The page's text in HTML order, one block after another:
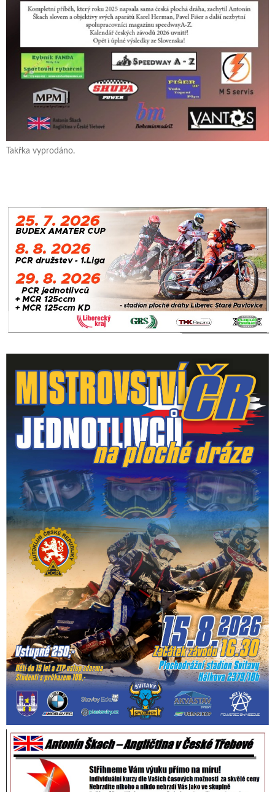
Takřka vyprodáno.